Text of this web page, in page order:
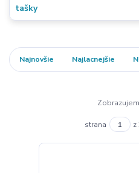
Najnovšie Najlacnejšie
strana z